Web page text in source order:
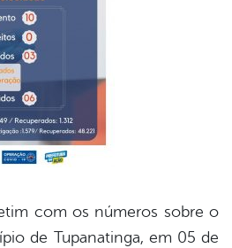
com os números sobre o
de Tupanatinga, em 05 de